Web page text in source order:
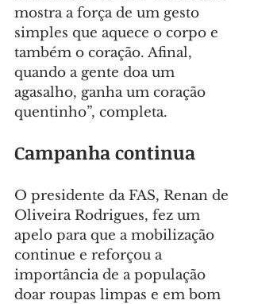
mostra a força de um gesto
simples que aquece o corpo e
também o coração. Afinal,
quando a gente doa um
agasalho, ganha um coração
quentinho”, completa.
Campanha continua
O presidente da FAS, Renan de
Oliveira Rodrigues, fez um
apelo para que a mobilização
continue e reforçou a
importância de a população
doar roupas limpas e em bom